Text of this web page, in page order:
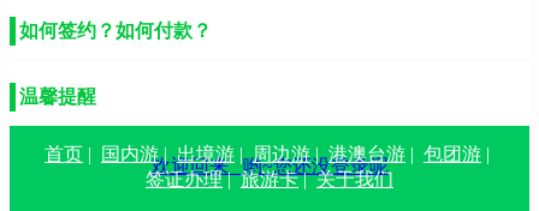
如何签约？如何付款？
温馨提醒
欢迎回来哟~您还没登录呢
首页 | 国内游|出境游 |周边游|港澳台游 | 包团游 |
签证办理|旅游卡|关于我们